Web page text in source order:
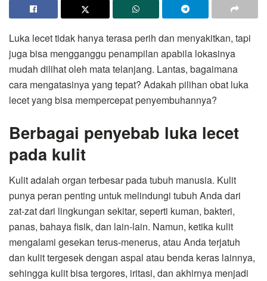
Luka lecet tidak hanya terasa perih dan menyakitkan, tapi
juga bisa mengganggu penampilan apabila lokasinya
mudah dilihat oleh mata telanjang. Lantas, bagaimana
cara mengatasinya yang tepat? Adakah pilihan obat luka
lecet yang bisa mempercepat penyembuhannya?
Berbagai penyebab luka lecet
pada kulit
Kulit adalah organ terbesar pada tubuh manusia. Kulit
punya peran penting untuk melindungi tubuh Anda dari
zat-zat dari lingkungan sekitar, seperti kuman, bakteri,
panas, bahaya fisik, dan lain-lain. Namun, ketika kulit
mengalami gesekan terus-menerus, atau Anda terjatuh
dan kulit tergesek dengan aspal atau benda keras lainnya,
sehingga kulit bisa tergores, iritasi, dan akhirnya menjadi